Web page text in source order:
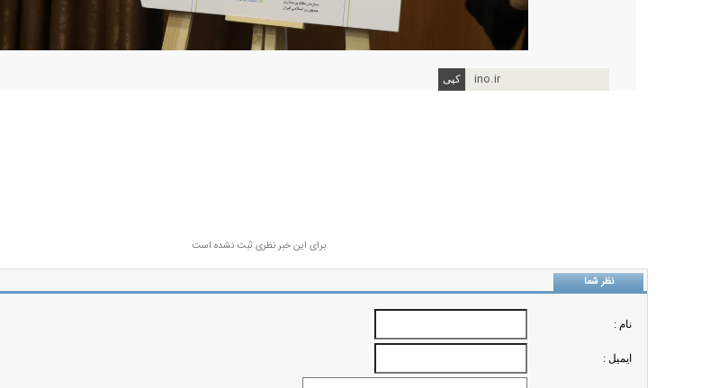
ino.ir
برای این خبر نظری ثبت نشده است
نظر شما
نام :
ايميل :